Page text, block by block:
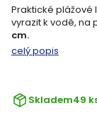
Skladem49
Praktické plážové
vyrazit k vodě, na
cm.
celý popis